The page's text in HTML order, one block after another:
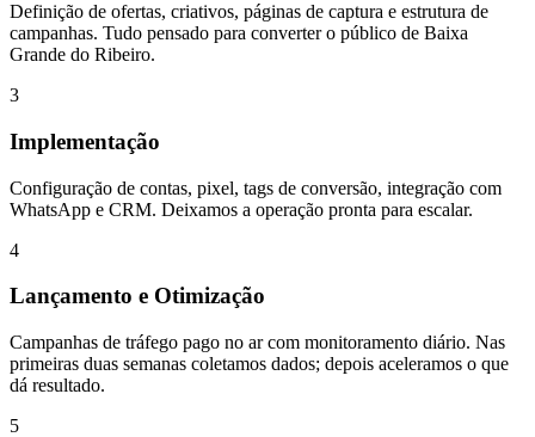
Definição de ofertas, criativos, páginas de captura e estrutura de
campanhas. Tudo pensado para converter o público de Baixa
Grande do Ribeiro.
3
Implementação
Configuração de contas, pixel, tags de conversão, integração com
WhatsApp e CRM. Deixamos a operação pronta para escalar.
4
Lançamento e Otimização
Campanhas de tráfego pago no ar com monitoramento diário. Nas
primeiras duas semanas coletamos dados; depois aceleramos o que
dá resultado.
5